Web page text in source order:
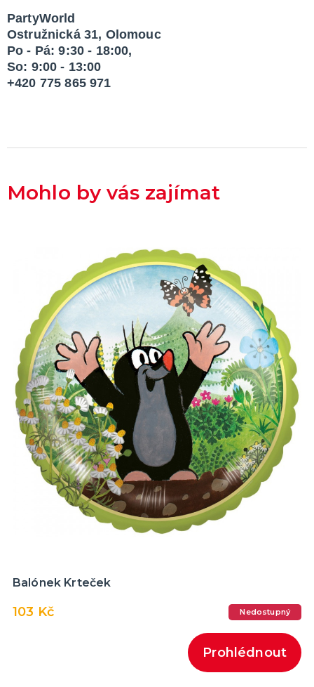
PartyWorld
Ostružnická 31, Olomouc
Po - Pá: 9:30 - 18:00,
So: 9:00 - 13:00
+420 775 865 971
Mohlo by vás zajímat
Balónek Krteček
103 Kč Nedostupný
Prohlédnout